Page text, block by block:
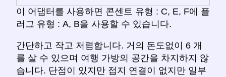
이 어댑터를 사용하면 콘센트 유형 : C, E, F에 플
러그 유형 : A, B을 사용할 수 있습니다.
간단하고 작고 저렴합니다. 거의 돈도없이 6 개
를 살 수 있으며 여행 가방의 공간을 차지하지 않
습니다. 단점이 있지만 접지 연결이 없지만 일부